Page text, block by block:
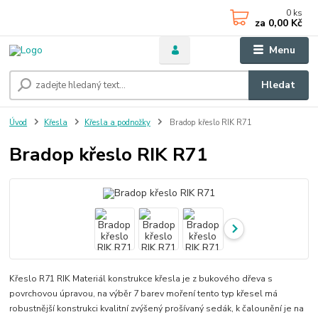
Menu
Hledat
0 ks
za 0,00 Kč
Úvod Křesla Křesla a podnožky Bradop křeslo RIK R71
Bradop křeslo RIK R71
Křeslo R71 RIK Materiál konstrukce křesla je z bukového dřeva s
povrchovou úpravou, na výběr 7 barev moření tento typ křesel má
robustnější konstrukci kvalitní zvýšený prošívaný sedák, k čalounění je na